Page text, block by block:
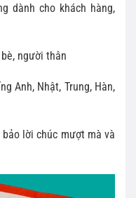
dành cho khách hàng,
người thân
Anh, Nhật, Trung, Hàn,
lời chúc mượt mà và